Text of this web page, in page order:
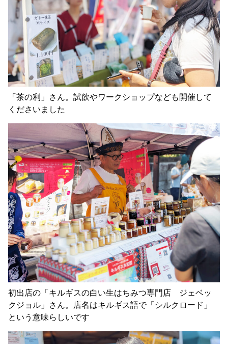
「茶の利」さん。試飲やワークショップなども開催して
くださいました
初出店の「キルギスの白い生はちみつ専門店 ジェベッ
クジョル」さん。店名はキルギス語で「シルクロード」
という意味らしいです